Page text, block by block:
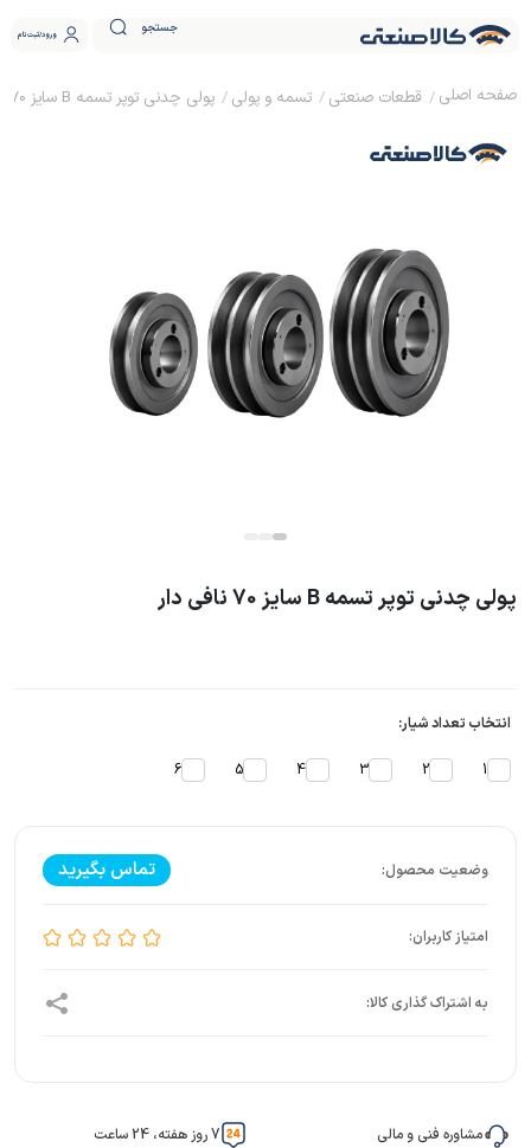
جستجو ورود ثبت نام
قطعات صنعتی تسمه و پولی پولی چدنی توپر تسمه B سایز 70 نافی دار
پولی چدنی توپر تسمه B سایز 70 نافی دار
انتخاب تعداد شیار:
1
2
3
4
5
6
تماس بگیرید
مشاوره فنی و مالی 7 روز هفته، 24 ساعت